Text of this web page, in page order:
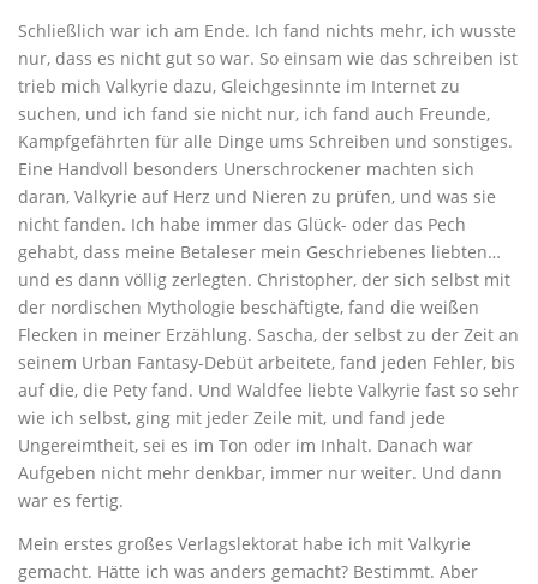
Schließlich war ich am Ende. Ich fand nichts mehr, ich wusste
nur, dass es nicht gut so war. So einsam wie das schreiben ist
trieb mich Valkyrie dazu, Gleichgesinnte im Internet zu
suchen, und ich fand sie nicht nur, ich fand auch Freunde,
Kampfgefährten für alle Dinge ums Schreiben und sonstiges.
Eine Handvoll besonders Unerschrockener machten sich
daran, Valkyrie auf Herz und Nieren zu prüfen, und was sie
nicht fanden. Ich habe immer das Glück- oder das Pech
gehabt, dass meine Betaleser mein Geschriebenes liebten…
und es dann völlig zerlegten. Christopher, der sich selbst mit
der nordischen Mythologie beschäftigte, fand die weißen
Flecken in meiner Erzählung. Sascha, der selbst zu der Zeit an
seinem Urban Fantasy-Debüt arbeitete, fand jeden Fehler, bis
auf die, die Pety fand. Und Waldfee liebte Valkyrie fast so sehr
wie ich selbst, ging mit jeder Zeile mit, und fand jede
Ungereimtheit, sei es im Ton oder im Inhalt. Danach war
Aufgeben nicht mehr denkbar, immer nur weiter. Und dann
war es fertig.
Mein erstes großes Verlagslektorat habe ich mit Valkyrie
gemacht. Hätte ich was anders gemacht? Bestimmt. Aber